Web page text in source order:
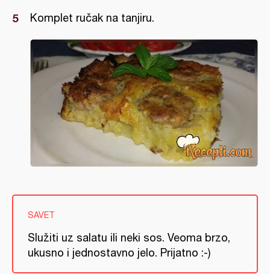
Komplet ručak na tanjiru.
SAVET
Služiti uz salatu ili neki sos. Veoma brzo,
ukusno i jednostavno jelo. Prijatno :-)